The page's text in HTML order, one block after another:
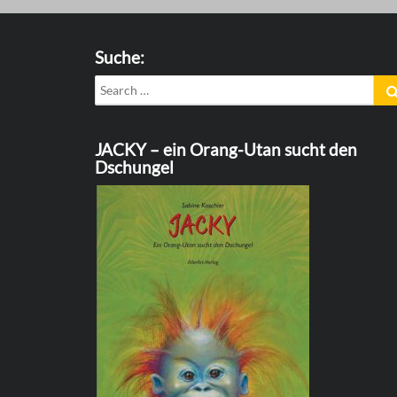
Suche:
Search
for:
JACKY – ein Orang-Utan sucht den
Dschungel